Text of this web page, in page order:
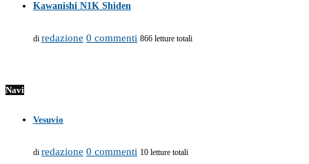
Kawanishi N1K Shiden
di redazione 0 commenti 866 letture totali
Navi
Vesuvio
di redazione 0 commenti 10 letture totali